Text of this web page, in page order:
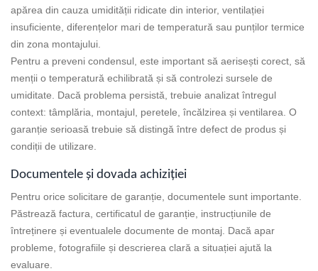
apărea din cauza umidității ridicate din interior, ventilației
insuficiente, diferențelor mari de temperatură sau punților termice
din zona montajului.
Pentru a preveni condensul, este important să aerisești corect, să
menții o temperatură echilibrată și să controlezi sursele de
umiditate. Dacă problema persistă, trebuie analizat întregul
context: tâmplăria, montajul, peretele, încălzirea și ventilarea. O
garanție serioasă trebuie să distingă între defect de produs și
condiții de utilizare.
Documentele și dovada achiziției
Pentru orice solicitare de garanție, documentele sunt importante.
Păstrează factura, certificatul de garanție, instrucțiunile de
întreținere și eventualele documente de montaj. Dacă apar
probleme, fotografiile și descrierea clară a situației ajută la
evaluare.